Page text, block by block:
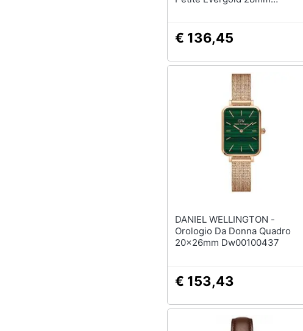
€ 136,45
DANIEL WELLINGTON -
Orologio Da Donna Quadro
20x26mm Dw00100437
€ 153,43